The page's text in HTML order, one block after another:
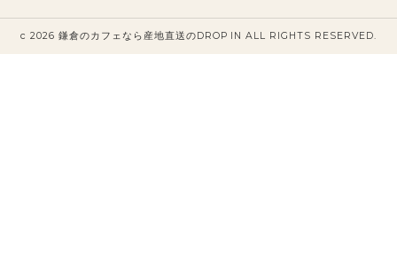
c 2026 鎌倉のカフェなら産地直送のDROP IN ALL RIGHTS RESERVED.